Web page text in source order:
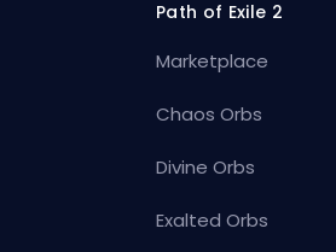
Path of Exile 2
Marketplace
Chaos Orbs
Divine Orbs
Exalted Orbs